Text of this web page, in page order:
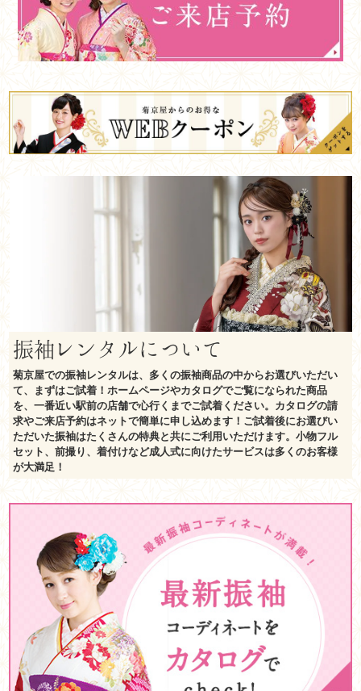
振袖レンタルについて
菊京屋での振袖レンタルは、多くの振袖商品の中からお選びいただい
て、まずはご試着！ホームページやカタログでご覧になられた商品
を、一番近い駅前の店舗で心行くまでご試着ください。カタログの請
求やご来店予約はネットで簡単に申し込めます！ご試着後にお選びい
ただいた振袖はたくさんの特典と共にご利用いただけます。小物フル
セット、前撮り、着付けなど成人式に向けたサービスは多くのお客様
が大満足！